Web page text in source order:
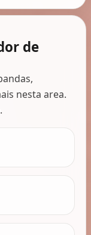
de
nesta area.